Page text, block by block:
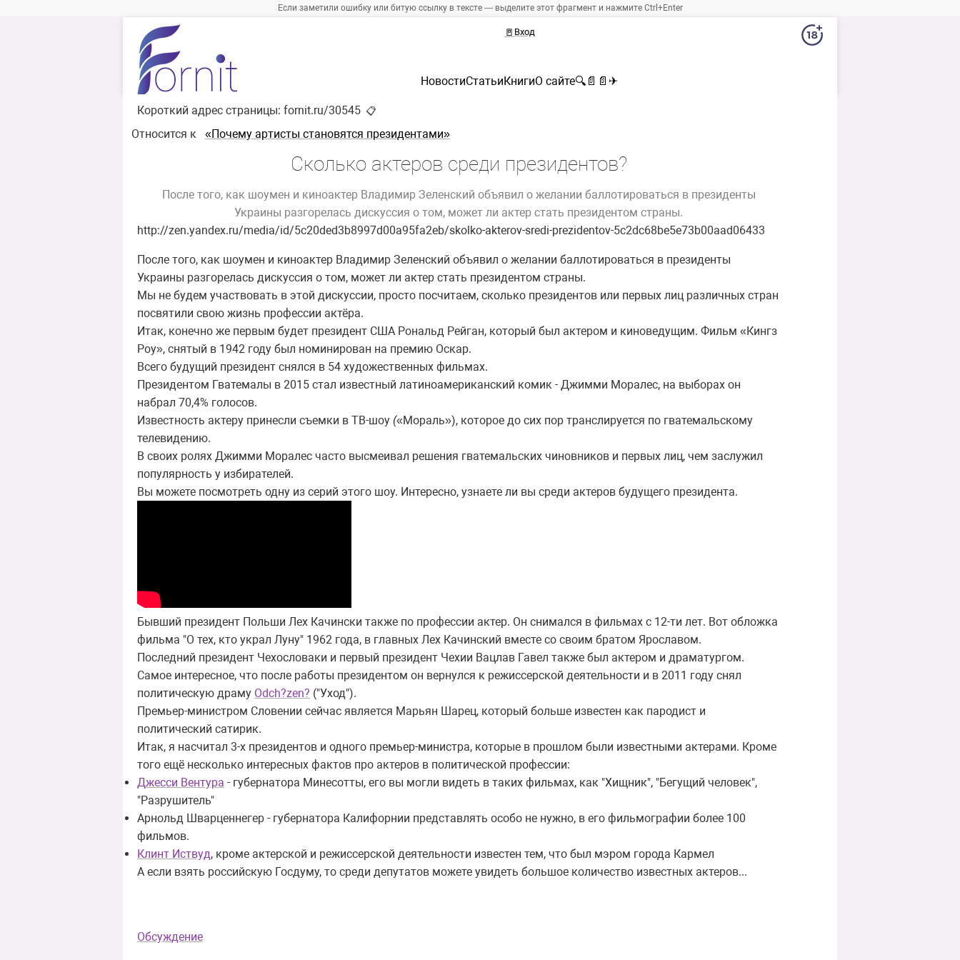
Если заметили ошибку или битую ссылку в тексте — выделите этот фрагмент и нажмите Ctrl+Enter
🚪 Вход
НовостиСтатьиКнигиО сайте🔍 📄 📄 ✈
Короткий адрес страницы: fornit.ru/30545 📋
Относится к «Почему артисты становятся президентами»
Сколько актеров среди президентов?
После того, как шоумен и киноактер Владимир Зеленский объявил о желании баллотироваться в президенты
Украины разгорелась дискуссия о том, может ли актер стать президентом страны.
http://zen.yandex.ru/media/id/5c20ded3b8997d00a95fa2eb/skolko-akterov-sredi-prezidentov-5c2dc68be5e73b00aad06433
После того, как шоумен и киноактер Владимир Зеленский объявил о желании баллотироваться в президенты
Украины разгорелась дискуссия о том, может ли актер стать президентом страны.
Мы не будем участвовать в этой дискуссии, просто посчитаем, сколько президентов или первых лиц различных стран
посвятили свою жизнь профессии актёра.
Итак, конечно же первым будет президент США Рональд Рейган, который был актером и киноведущим. Фильм «Кингз
Роу», снятый в 1942 году был номинирован на премию Оскар.
Всего будущий президент снялся в 54 художественных фильмах.
Президентом Гватемалы в 2015 стал известный латиноамериканский комик - Джимми Моралес, на выборах он
набрал 70,4% голосов.
Известность актеру принесли съемки в ТВ-шоу («Мораль»), которое до сих пор транслируется по гватемальскому
телевидению.
В своих ролях Джимми Моралес часто высмеивал решения гватемальских чиновников и первых лиц, чем заслужил
популярность у избирателей.
Вы можете посмотреть одну из серий этого шоу. Интересно, узнаете ли вы среди актеров будущего президента.
Бывший президент Польши Лех Качински также по профессии актер. Он снимался в фильмах с 12-ти лет. Вот обложка
фильма "О тех, кто украл Луну" 1962 года, в главных Лех Качинский вместе со своим братом Ярославом.
Последний президент Чехословаки и первый президент Чехии Вацлав Гавел также был актером и драматургом.
Самое интересное, что после работы президентом он вернулся к режиссерской деятельности и в 2011 году снял
политическую драму Odch?zen? ("Уход").
Премьер-министром Словении сейчас является Марьян Шарец, который больше известен как пародист и
политический сатирик.
Итак, я насчитал 3-х президентов и одного премьер-министра, которые в прошлом были известными актерами. Кроме
того ещё несколько интересных фактов про актеров в политической профессии:
Джесси Вентура - губернатора Минесотты, его вы могли видеть в таких фильмах, как "Хищник", "Бегущий человек",
"Разрушитель"
Арнольд Шварценнегер - губернатора Калифорнии представлять особо не нужно, в его фильмографии более 100
фильмов.
Клинт Иствуд, кроме актерской и режиссерской деятельности известен тем, что был мэром города Кармел
А если взять российскую Госдуму, то среди депутатов можете увидеть большое количество известных актеров...
Обсуждение